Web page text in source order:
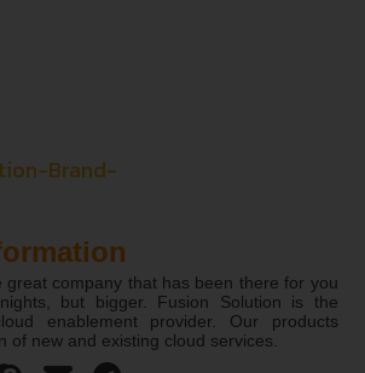
great company that has been there for you
but bigger. Fusion Solution is the
enablement provider. Our products
of new and existing cloud services.